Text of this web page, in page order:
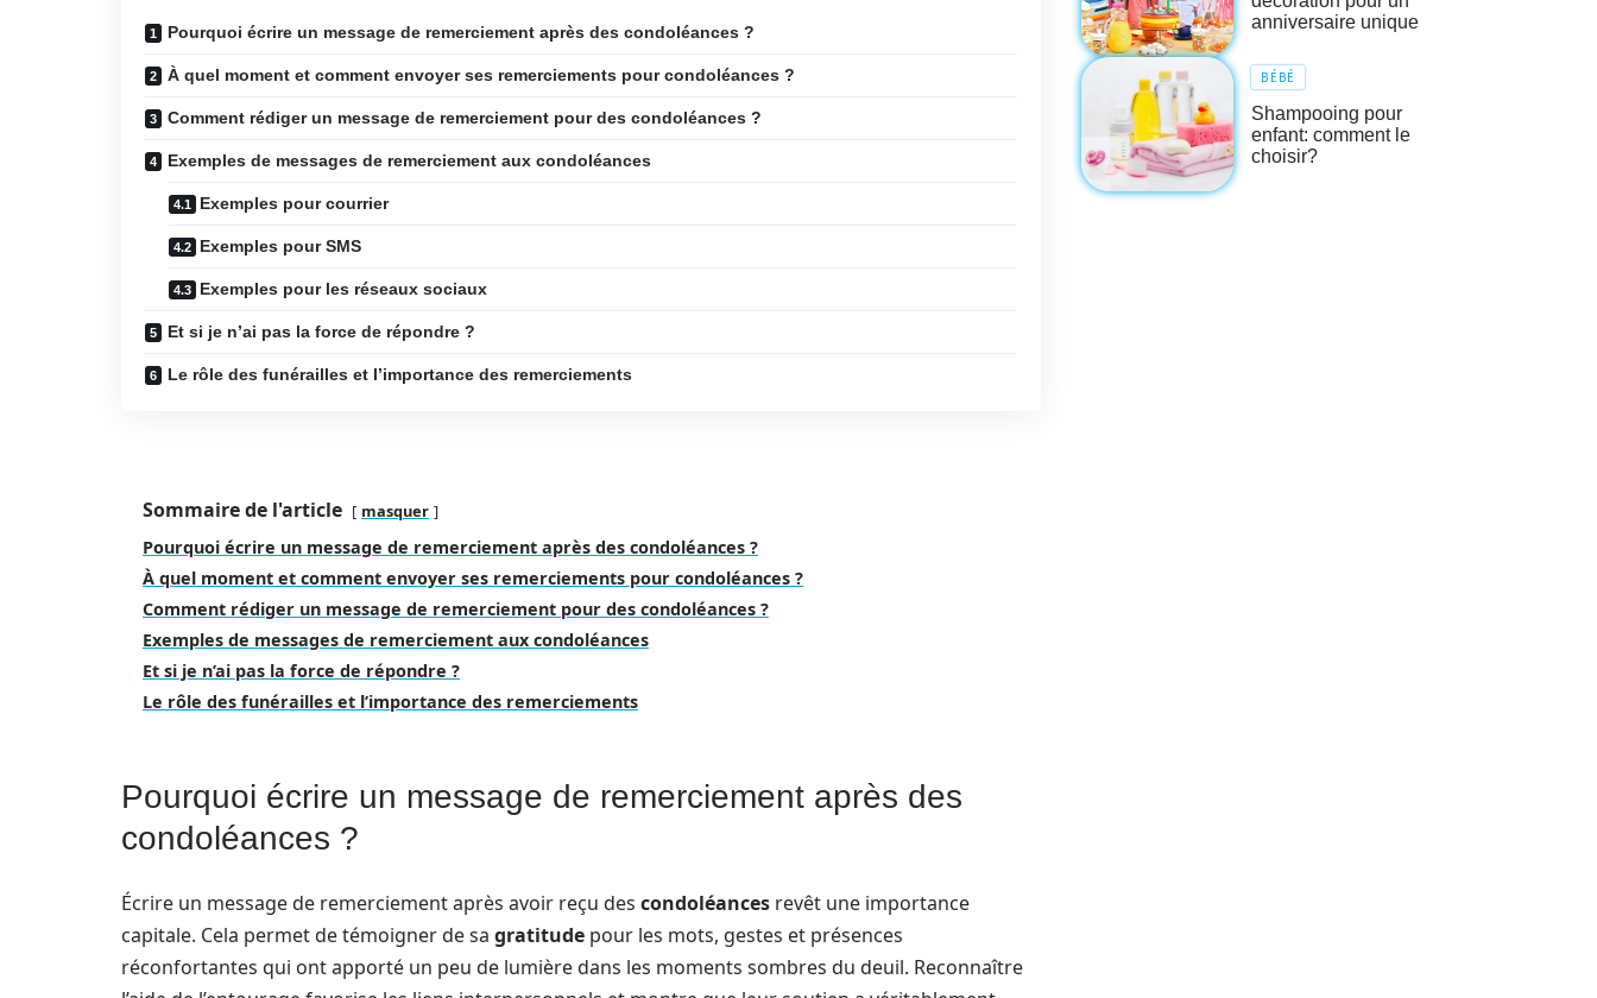
Pourquoi écrire un message de remerciement après des condoléances ?
À quel moment et comment envoyer ses remerciements pour condoléances ?
Comment rédiger un message de remerciement pour des condoléances ?
Exemples de messages de remerciement aux condoléances
Exemples pour courrier
Exemples pour SMS
Exemples pour les réseaux sociaux
Et si je n’ai pas la force de répondre ?
Le rôle des funérailles et l’importance des remerciements
Sommaire de l'article masquer
Pourquoi écrire un message de remerciement après des condoléances ?
À quel moment et comment envoyer ses remerciements pour condoléances ?
Comment rédiger un message de remerciement pour des condoléances ?
Exemples de messages de remerciement aux condoléances
Et si je n’ai pas la force de répondre ?
Le rôle des funérailles et l’importance des remerciements
Pourquoi écrire un message de remerciement après des
condoléances ?
Écrire un message de remerciement après avoir reçu des condoléances revêt une importance
capitale. Cela permet de témoigner de sa gratitude pour les mots, gestes et présences
réconfortantes qui ont apporté un peu de lumière dans les moments sombres du deuil. Reconnaître
anniversaire unique
BÉBÉ
Shampooing pour
enfant: comment le
choisir?